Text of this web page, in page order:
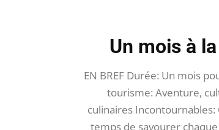
Un mois à
EN BREF Durée: Un mois
tourisme: Aventure,
culinaires Incontournables:
temps de savourer